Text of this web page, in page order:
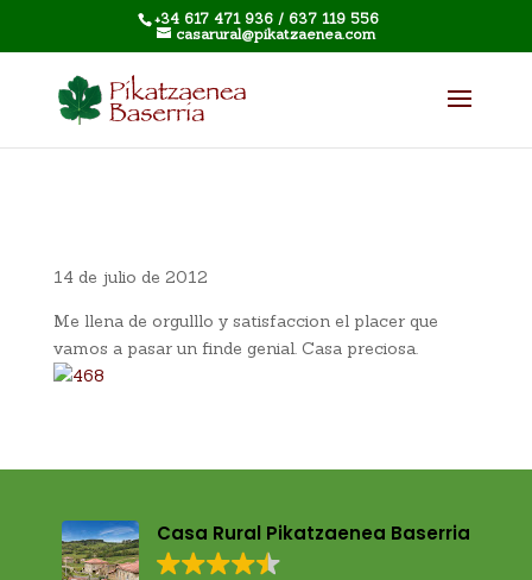
+34 617 471 936 / 637 119 556
casarural@pikatzaenea.com
14 de julio de 2012
Me llena de orgulllo y satisfaccion el placer que
vamos a pasar un finde genial. Casa preciosa.
Casa Rural Pikatzaenea Baserria